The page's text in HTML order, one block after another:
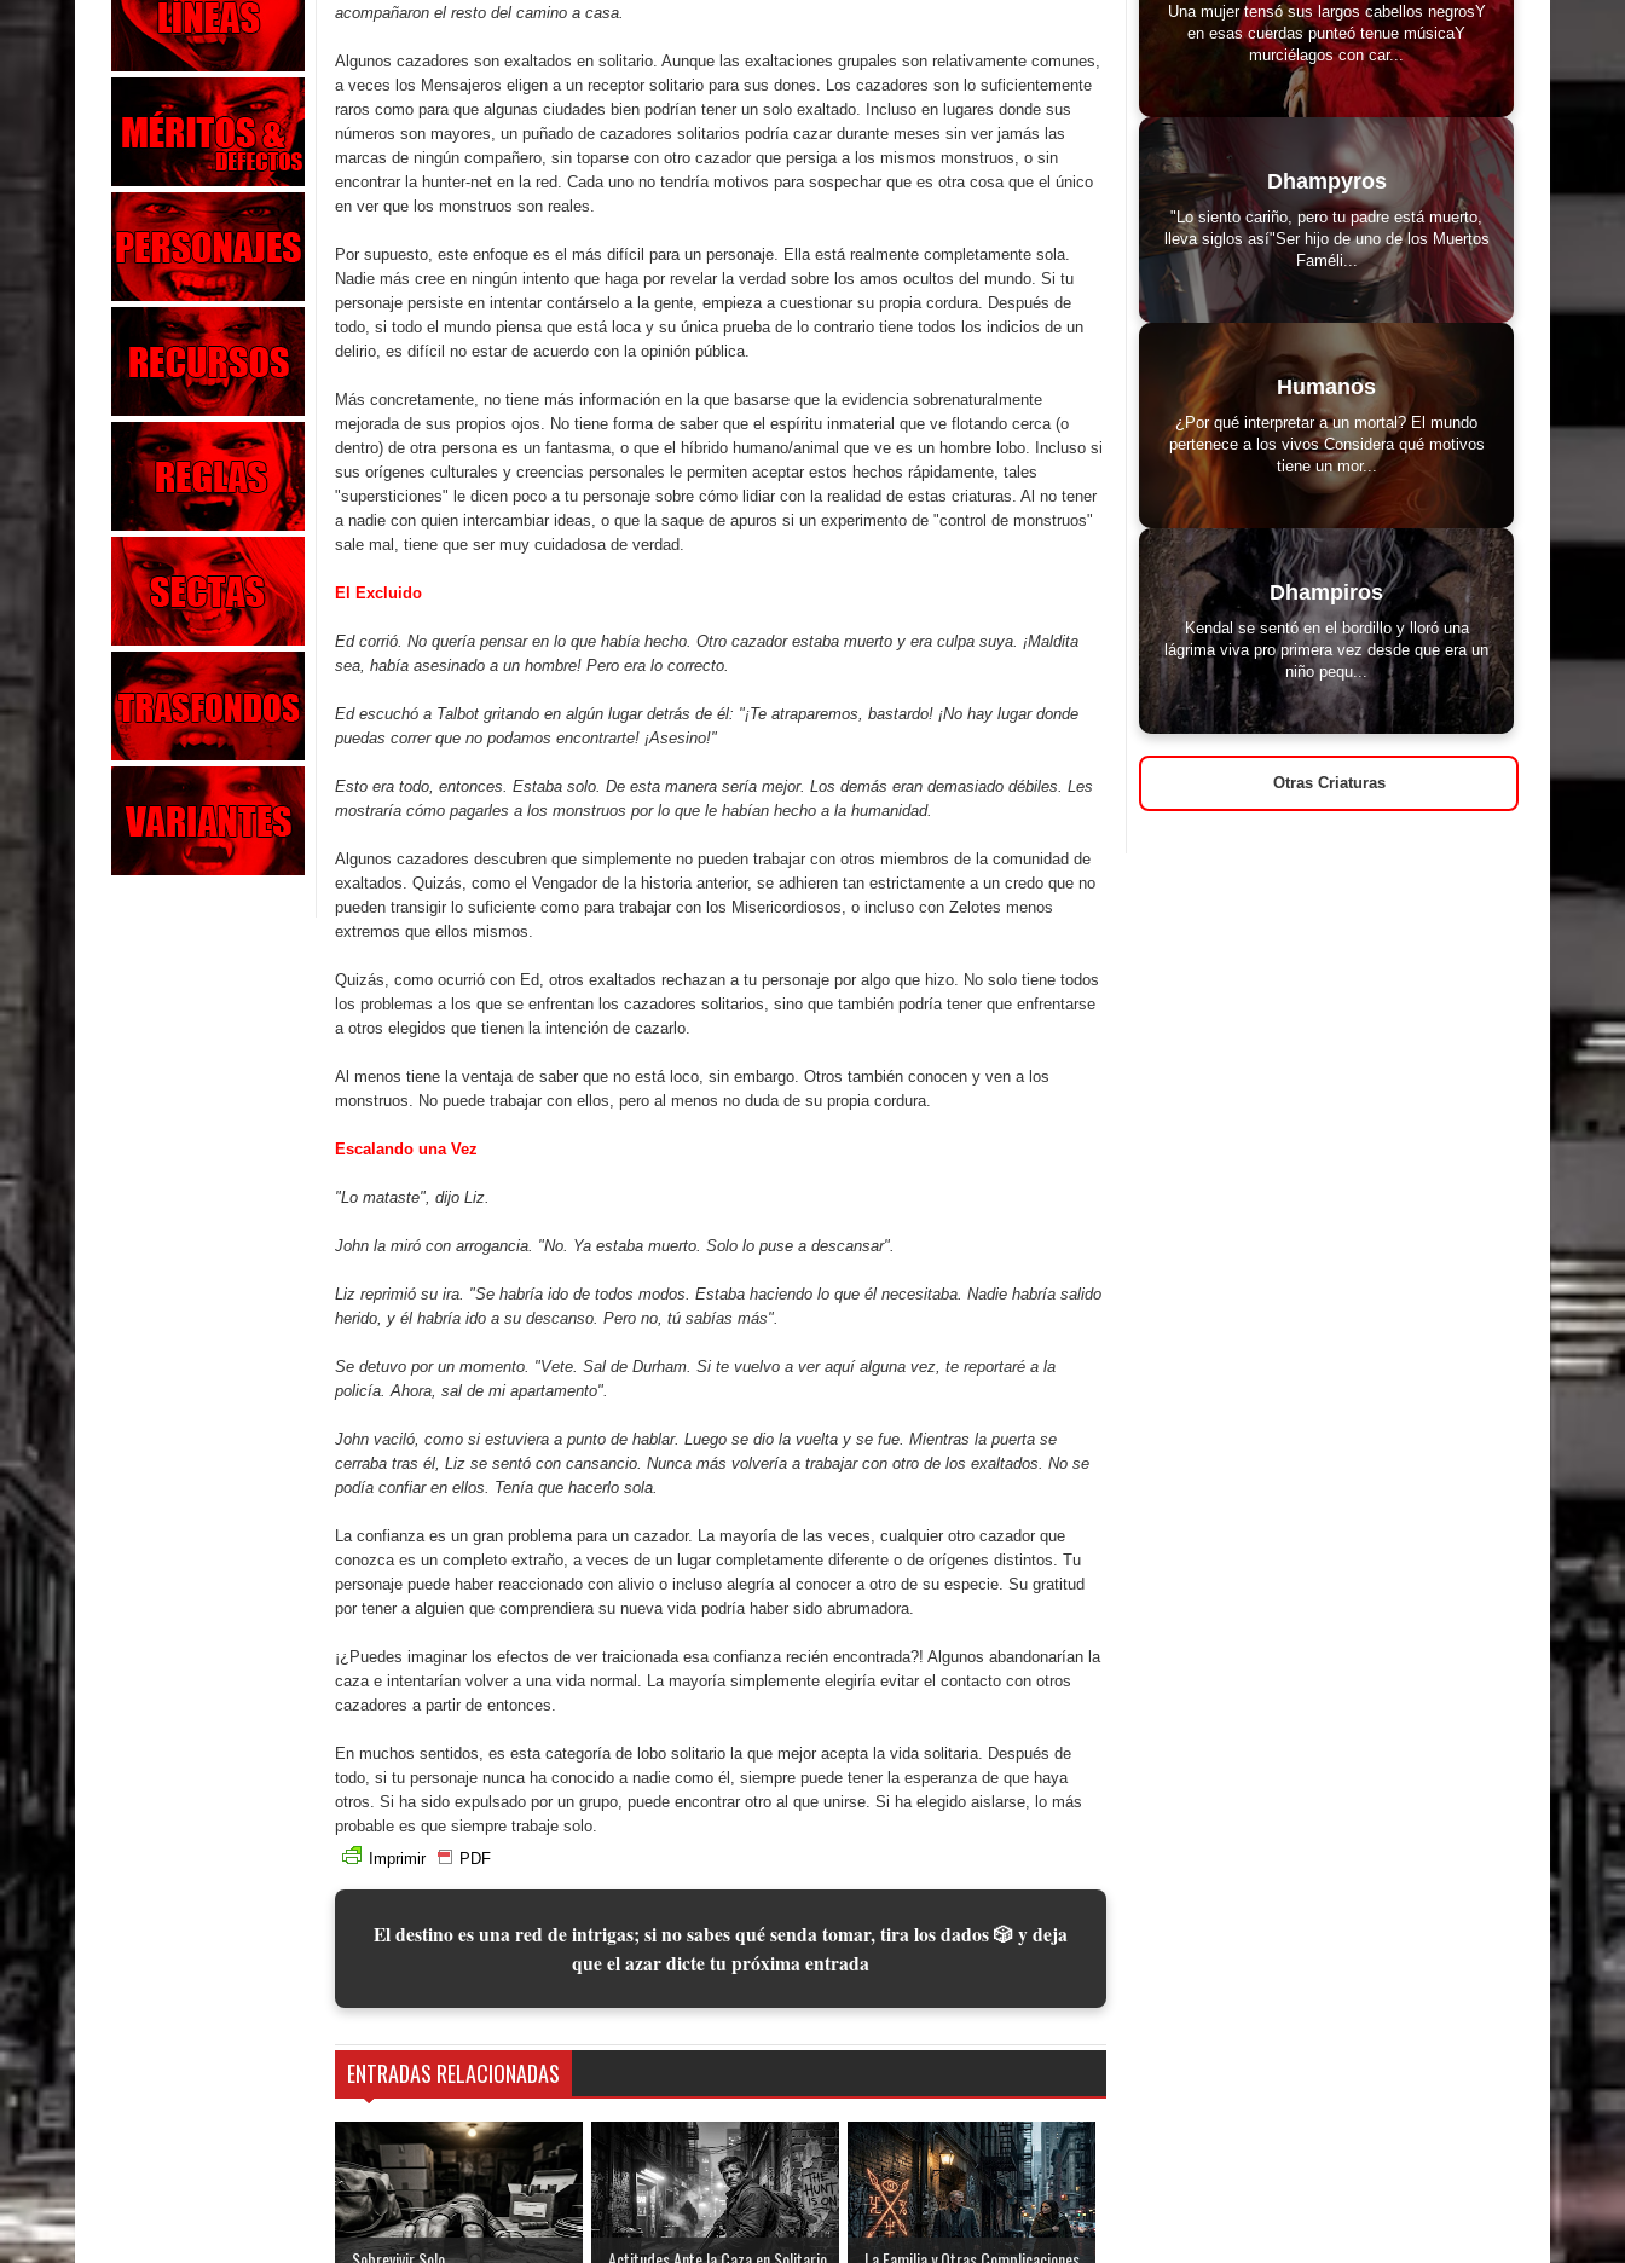
acompañaron el resto del camino a casa.
Algunos cazadores son exaltados en solitario. Aunque las exaltaciones grupales son relativamente comunes,
a veces los Mensajeros eligen a un receptor solitario para sus dones. Los cazadores son lo suficientemente
raros como para que algunas ciudades bien podrían tener un solo exaltado. Incluso en lugares donde sus
números son mayores, un puñado de cazadores solitarios podría cazar durante meses sin ver jamás las
marcas de ningún compañero, sin toparse con otro cazador que persiga a los mismos monstruos, o sin
encontrar la hunter-net en la red. Cada uno no tendría motivos para sospechar que es otra cosa que el único
en ver que los monstruos son reales.
Por supuesto, este enfoque es el más difícil para un personaje. Ella está realmente completamente sola.
Nadie más cree en ningún intento que haga por revelar la verdad sobre los amos ocultos del mundo. Si tu
personaje persiste en intentar contárselo a la gente, empieza a cuestionar su propia cordura. Después de
todo, si todo el mundo piensa que está loca y su única prueba de lo contrario tiene todos los indicios de un
delirio, es difícil no estar de acuerdo con la opinión pública.
Más concretamente, no tiene más información en la que basarse que la evidencia sobrenaturalmente
mejorada de sus propios ojos. No tiene forma de saber que el espíritu inmaterial que ve flotando cerca (o
dentro) de otra persona es un fantasma, o que el híbrido humano/animal que ve es un hombre lobo. Incluso si
sus orígenes culturales y creencias personales le permiten aceptar estos hechos rápidamente, tales
"supersticiones" le dicen poco a tu personaje sobre cómo lidiar con la realidad de estas criaturas. Al no tener
a nadie con quien intercambiar ideas, o que la saque de apuros si un experimento de "control de monstruos"
sale mal, tiene que ser muy cuidadosa de verdad.
El Excluido
Ed corrió. No quería pensar en lo que había hecho. Otro cazador estaba muerto y era culpa suya. ¡Maldita
sea, había asesinado a un hombre! Pero era lo correcto.
Ed escuchó a Talbot gritando en algún lugar detrás de él: "¡Te atraparemos, bastardo! ¡No hay lugar donde
puedas correr que no podamos encontrarte! ¡Asesino!"
Esto era todo, entonces. Estaba solo. De esta manera sería mejor. Los demás eran demasiado débiles. Les
mostraría cómo pagarles a los monstruos por lo que le habían hecho a la humanidad.
Algunos cazadores descubren que simplemente no pueden trabajar con otros miembros de la comunidad de
exaltados. Quizás, como el Vengador de la historia anterior, se adhieren tan estrictamente a un credo que no
pueden transigir lo suficiente como para trabajar con los Misericordiosos, o incluso con Zelotes menos
extremos que ellos mismos.
Quizás, como ocurrió con Ed, otros exaltados rechazan a tu personaje por algo que hizo. No solo tiene todos
los problemas a los que se enfrentan los cazadores solitarios, sino que también podría tener que enfrentarse
a otros elegidos que tienen la intención de cazarlo.
Al menos tiene la ventaja de saber que no está loco, sin embargo. Otros también conocen y ven a los
monstruos. No puede trabajar con ellos, pero al menos no duda de su propia cordura.
Escalando una Vez
"Lo mataste", dijo Liz.
John la miró con arrogancia. "No. Ya estaba muerto. Solo lo puse a descansar".
Liz reprimió su ira. "Se habría ido de todos modos. Estaba haciendo lo que él necesitaba. Nadie habría salido
herido, y él habría ido a su descanso. Pero no, tú sabías más".
Se detuvo por un momento. "Vete. Sal de Durham. Si te vuelvo a ver aquí alguna vez, te reportaré a la
policía. Ahora, sal de mi apartamento".
John vaciló, como si estuviera a punto de hablar. Luego se dio la vuelta y se fue. Mientras la puerta se
cerraba tras él, Liz se sentó con cansancio. Nunca más volvería a trabajar con otro de los exaltados. No se
podía confiar en ellos. Tenía que hacerlo sola.
La confianza es un gran problema para un cazador. La mayoría de las veces, cualquier otro cazador que
conozca es un completo extraño, a veces de un lugar completamente diferente o de orígenes distintos. Tu
personaje puede haber reaccionado con alivio o incluso alegría al conocer a otro de su especie. Su gratitud
por tener a alguien que comprendiera su nueva vida podría haber sido abrumadora.
¡¿Puedes imaginar los efectos de ver traicionada esa confianza recién encontrada?! Algunos abandonarían la
caza e intentarían volver a una vida normal. La mayoría simplemente elegiría evitar el contacto con otros
cazadores a partir de entonces.
En muchos sentidos, es esta categoría de lobo solitario la que mejor acepta la vida solitaria. Después de
todo, si tu personaje nunca ha conocido a nadie como él, siempre puede tener la esperanza de que haya
otros. Si ha sido expulsado por un grupo, puede encontrar otro al que unirse. Si ha elegido aislarse, lo más
probable es que siempre trabaje solo.
Imprimir
PDF
El destino es una red de intrigas; si no sabes qué senda tomar, tira los dados 🎲 y deja
que el azar dicte tu próxima entrada
ENTRADAS RELACIONADAS
Una mujer tensó sus largos cabellos negrosY
en esas cuerdas punteó tenue músicaY
murciélagos con car...
Dhampyros
"Lo siento cariño, pero tu padre está muerto,
lleva siglos así"Ser hijo de uno de los Muertos
Faméli...
Humanos
¿Por qué interpretar a un mortal? El mundo
pertenece a los vivos Considera qué motivos
tiene un mor...
Dhampiros
Kendal se sentó en el bordillo y lloró una
lágrima viva pro primera vez desde que era un
niño pequ...
Otras Criaturas